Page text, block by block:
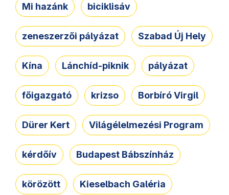
Mi hazánk biciklisáv
zeneszerzői pályázat Szabad Új Hely
Kína Lánchíd-piknik pályázat
főigazgató krizso Borbíró Virgil
Dürer Kert Világélelmezési Program
kérdőív Budapest Bábszínház
körözött Kieselbach Galéria